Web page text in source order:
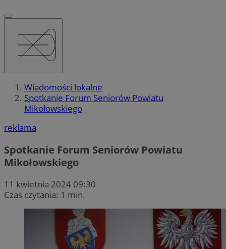
Wiadomości lokalne
Spotkanie Forum Seniorów Powiatu
Mikołowskiego
reklama
Spotkanie Forum Seniorów Powiatu
Mikołowskiego
11 kwietnia 2024 09:30
Czas czytania: 1 min.